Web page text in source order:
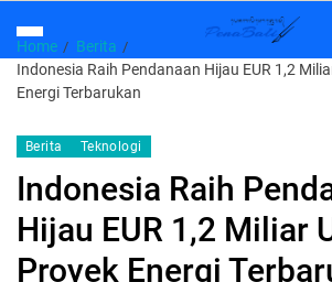
Home
Berita
Indonesia Raih Pendanaan Hijau EUR 1,2
Energi Terbarukan
Berita Teknologi
Indonesia Raih
Hijau EUR 1,2 Miliar
Proyek Energi